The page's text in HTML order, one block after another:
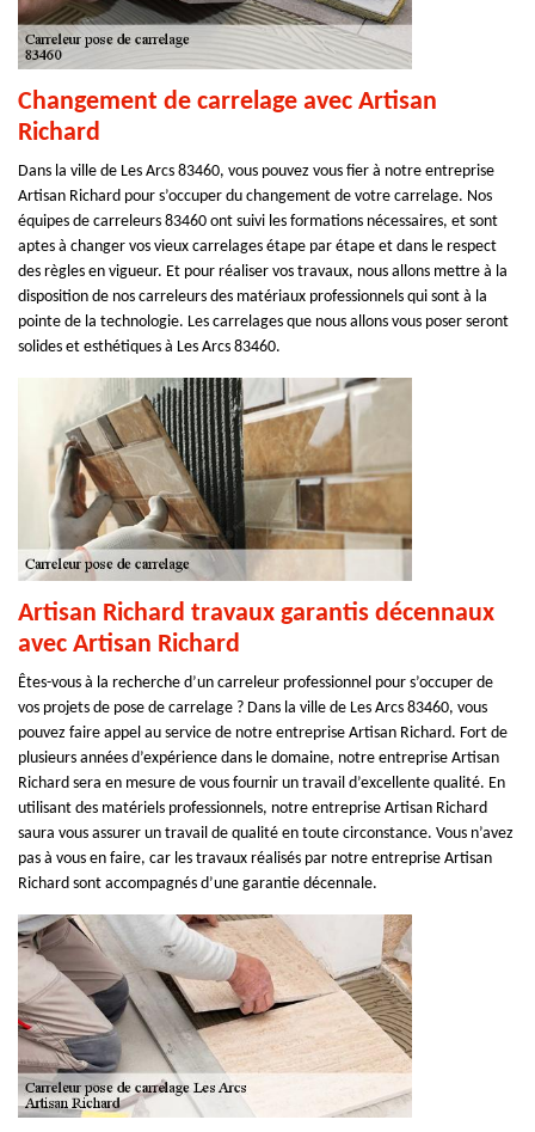
Changement de carrelage avec Artisan
Richard
Dans la ville de Les Arcs 83460, vous pouvez vous fier à notre entreprise
Artisan Richard pour s’occuper du changement de votre carrelage. Nos
équipes de carreleurs 83460 ont suivi les formations nécessaires, et sont
aptes à changer vos vieux carrelages étape par étape et dans le respect
des règles en vigueur. Et pour réaliser vos travaux, nous allons mettre à la
disposition de nos carreleurs des matériaux professionnels qui sont à la
pointe de la technologie. Les carrelages que nous allons vous poser seront
solides et esthétiques à Les Arcs 83460.
Artisan Richard travaux garantis décennaux
avec Artisan Richard
Êtes-vous à la recherche d’un carreleur professionnel pour s’occuper de
vos projets de pose de carrelage ? Dans la ville de Les Arcs 83460, vous
pouvez faire appel au service de notre entreprise Artisan Richard. Fort de
plusieurs années d’expérience dans le domaine, notre entreprise Artisan
Richard sera en mesure de vous fournir un travail d’excellente qualité. En
utilisant des matériels professionnels, notre entreprise Artisan Richard
saura vous assurer un travail de qualité en toute circonstance. Vous n’avez
pas à vous en faire, car les travaux réalisés par notre entreprise Artisan
Richard sont accompagnés d’une garantie décennale.